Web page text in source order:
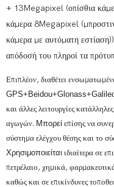
+ 13Megapixel (οπίσθια
κάμερα 8Megapixel
κάμερα με αυτόματη
απόδοσή του πληροί τα
Επιπλέον, διαθέτει
και άλλες λειτουργίες
αγωγών. Μπορεί επίσης να
σύστημα ελέγχου θέσης και το
Χρησιμοποιείται ιδιαίτερα σε
πετρέλαιο, χημικά,
καθώς και σε επικίνδυνες